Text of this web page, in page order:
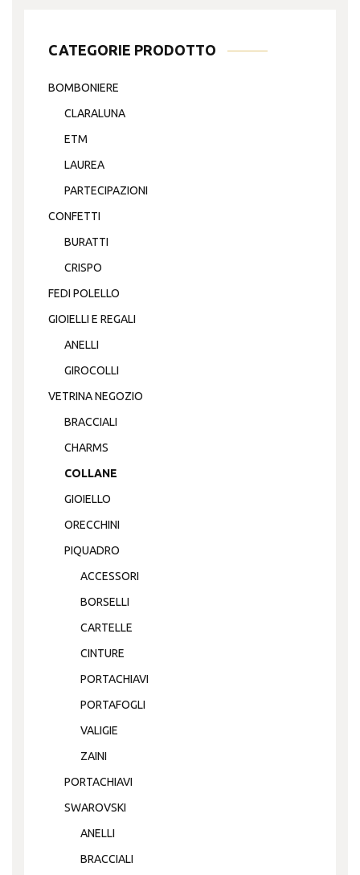
CATEGORIE PRODOTTO
BOMBONIERE
CLARALUNA
ETM
LAUREA
PARTECIPAZIONI
CONFETTI
BURATTI
CRISPO
FEDI POLELLO
GIOIELLI E REGALI
ANELLI
GIROCOLLI
VETRINA NEGOZIO
BRACCIALI
CHARMS
COLLANE
GIOIELLO
ORECCHINI
PIQUADRO
ACCESSORI
BORSELLI
CARTELLE
CINTURE
PORTACHIAVI
PORTAFOGLI
VALIGIE
ZAINI
PORTACHIAVI
SWAROVSKI
ANELLI
BRACCIALI